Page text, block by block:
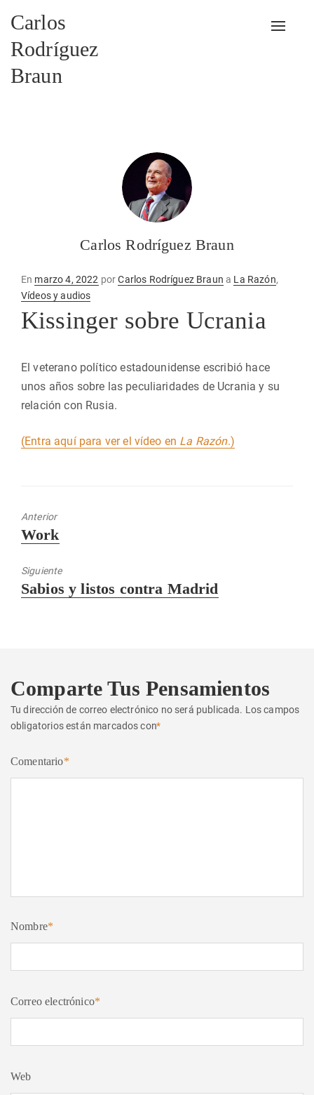
Carlos
Rodríguez
Braun
Carlos Rodríguez Braun
En Publicado
en
marzo 4, 2022 porCarlos Rodríguez Braun a La Razón,
Vídeos y audios
Kissinger sobre Ucrania
El veterano político estadounidense escribió hace
unos años sobre las peculiaridades de Ucrania y su
relación con Rusia.
(Entra aquí para ver el vídeo en La Razón.)
Anterior
Entrada
Work
Siguiente
Entrada
Sabios y listos contra Madrid
Comparte Tus Pensamientos
Tu dirección de correo electrónico no será publicada. Los campos
obligatorios están marcados con*
Comentario*
Nombre*
Correo electrónico*
Web